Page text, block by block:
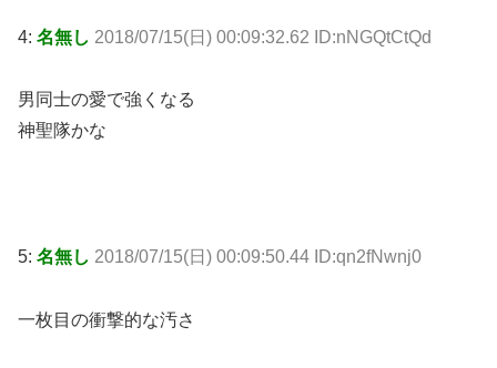
4: 名無し 2018/07/15(日) 00:09:32.62 ID:nNGQtCtQd
男同士の愛で強くなる
神聖隊かな
5: 名無し 2018/07/15(日) 00:09:50.44 ID:qn2fNwnj0
一枚目の衝撃的な汚さ